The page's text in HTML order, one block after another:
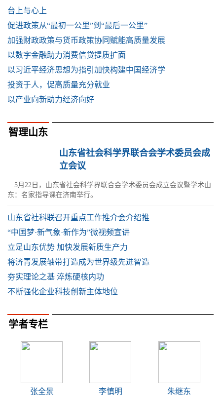
台上与心上
促进政策从“最初一公里”到“最后一公里”
加强财政政策与货币政策协同赋能高质量发展
以数字金融助力消费信贷提质扩面
以习近平经济思想为指引加快构建中国经济学
投资于人，促高质量充分就业
以产业向新助力经济向好
智理山东
山东省社会科学界联合会学术委员会成
立会议
5月22日，山东省社会科学界联合会学术委员会成立会议暨学术山
东：名家指导课在济南举行。
山东省社科联召开重点工作推介会介绍推
“中国梦·新气象·新作为”微视频宣讲
立足山东优势 加快发展新质生产力
将济青发展轴带打造成为世界级先进智造
夯实理论之基 淬炼硬核内功
不断强化企业科技创新主体地位
学者专栏
张全景 李慎明 朱继东